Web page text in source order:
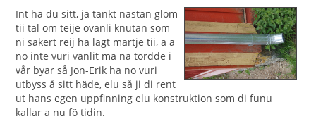
Int ha du sitt, ja tänkt nästan glöm
tii tal om teije ovanli knutan som
ni säkert reij ha lagt märtje tii, ä a
no inte vuri vanlit mä na tordde i
vår byar så Jon-Erik ha no vuri
utbyss å sitt häde, elu så ji di rent
ut hans egen uppfinning elu konstruktion som di funu
kallar a nu fö tidin.